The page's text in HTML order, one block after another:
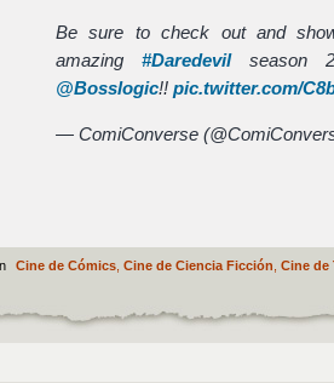
Be sure to check out and
amazing #Daredevilseason 2
@Bosslogic!!pic.twitter.com/
— ComiConverse
Cine de Cómics, Cine de Ciencia Ficción Cine de